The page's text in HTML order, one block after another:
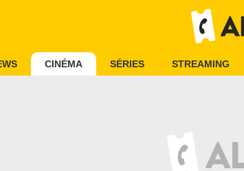
CINÉMA SÉRIES STREAMING